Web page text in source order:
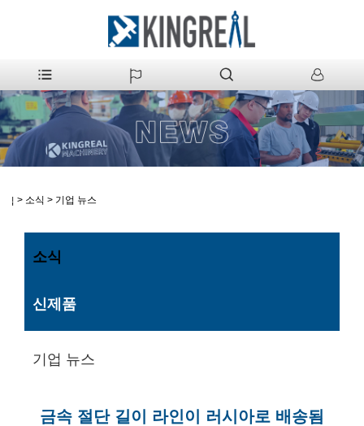
집 > 소식 > 기업 뉴스
소식
신제품
기업 뉴스
금속 절단 길이 라인이 러시아로 배송됨